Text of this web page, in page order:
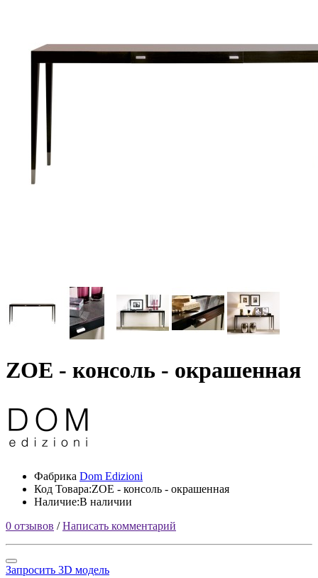
ZOE - консоль - окрашенная
Фабрика Dom Edizioni
Код Товара:ZOE - консоль - окрашенная
Наличие:В наличии
0 отзывов /Написать комментарий
Запросить 3D модель